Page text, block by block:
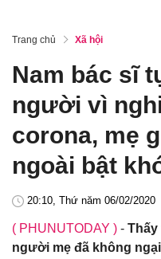
Trang chủ Xã hội
Nam bác sĩ
người vì
corona, mẹ
ngoài bật
20:10, Thứ năm 06/02/2020
( PHUNUTODAY ) - Thấy
người mẹ đã không